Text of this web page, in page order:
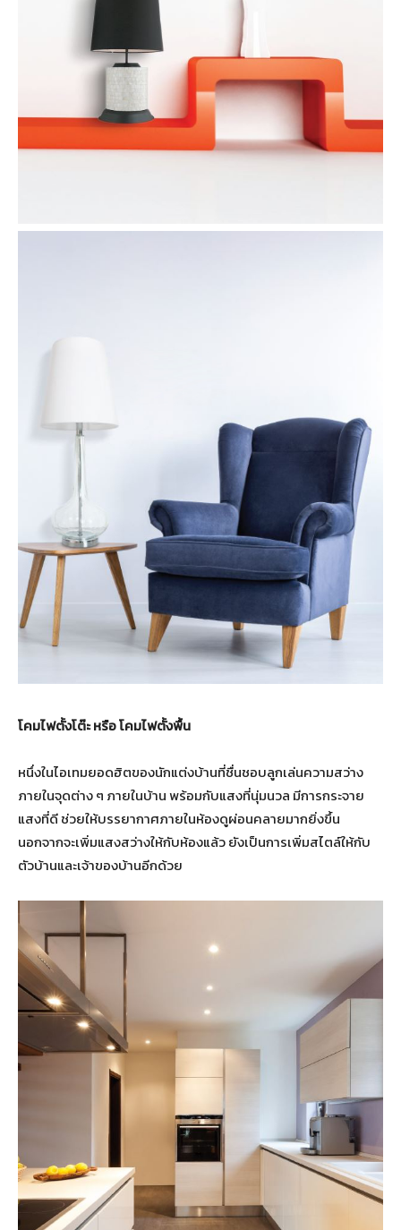
โคมไฟตั้งโต๊ะ หรือ โคมไฟตั้งพื้น
หนึ่งในไอเทมยอดฮิตของนักแต่งบ้านที่ชื่นชอบลูกเล่นความสว่าง
ภายในจุดต่าง ๆ ภายในบ้าน พร้อมกับแสงที่นุ่มนวล มีการกระจาย
แสงที่ดี ช่วยให้บรรยากาศภายในห้องดูผ่อนคลายมากยิ่งขึ้น
นอกจากจะเพิ่มแสงสว่างให้กับห้องแล้ว ยังเป็นการเพิ่มสไตล์ให้กับ
ตัวบ้านและเจ้าของบ้านอีกด้วย